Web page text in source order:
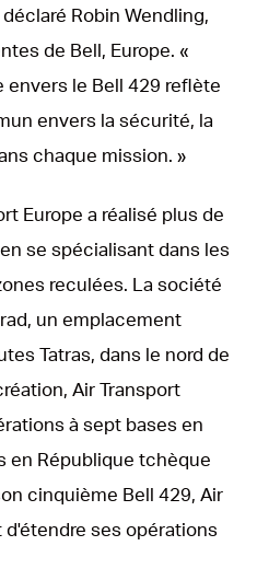
Robin Wendling,
de Bell, Europe. «
le Bell 429 reflète
envers la sécurité, la
chaque mission. »
Europe a réalisé plus de
se spécialisant dans les
reculées. La société
un emplacement
Tatras, dans le nord de
Air Transport
à sept bases en
en République tchèque
cinquième Bell 429, Air
ses opérations